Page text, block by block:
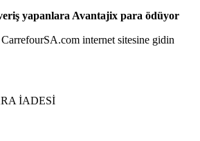
yapanlara Avantajix para ödüyor
internet sitesine gidin
İADESİ